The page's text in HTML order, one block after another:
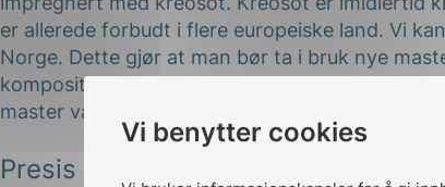
Vi benytter cookies
er allerede forbudt i flere europeiske land. Vi
Norge. Dette gjør at man bør ta i bruk nye
komposittmaterialer. I den nye utgaven av
master være en naturlig endring.
Presis oversettelse